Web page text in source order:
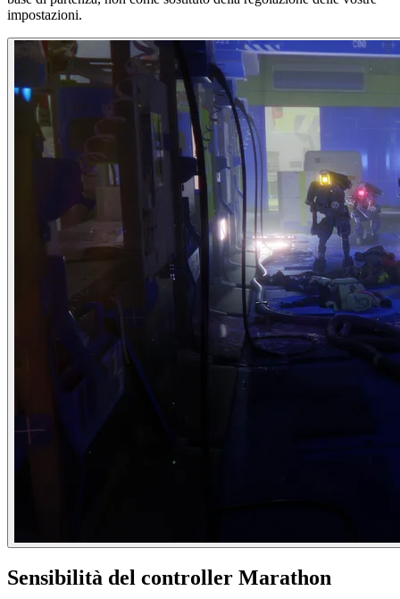
impostazioni.
Sensibilità del controller Marathon